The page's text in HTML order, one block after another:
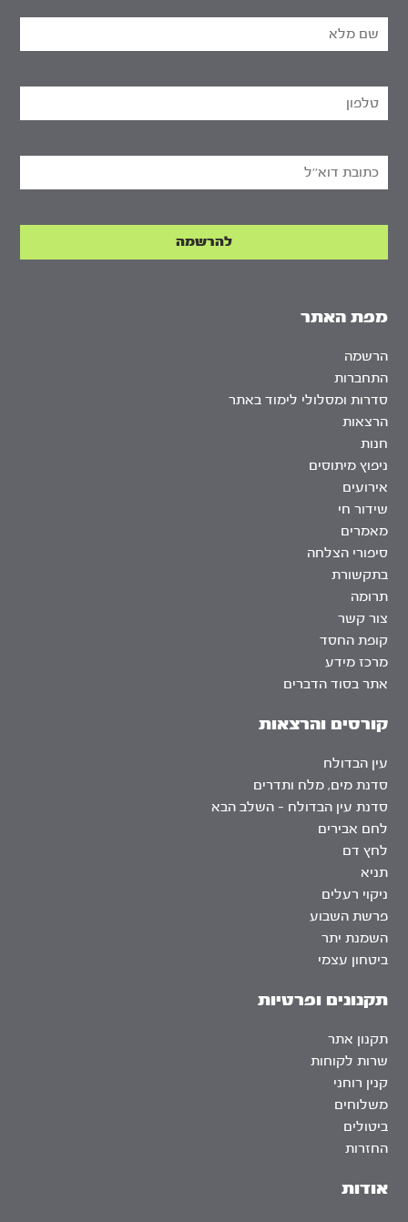
אודות
מפת האתר
הרשמה
התחברות
סדרות ומסלולי לימוד באתר
הרצאות
חנות
ניפוץ מיתוסים
אירועים
שידור חי
מאמרים
סיפורי הצלחה
בתקשורת
תרומה
צור קשר
קופת החסד
מרכז מידע
אתר בסוד הדברים
קורסים והרצאות
עין הבדולח
סדנת מים, מלח ותדרים
סדנת עין הבדולח – השלב הבא
לחם אבירים
לחץ דם
תניא
ניקוי רעלים
פרשת השבוע
השמנת יתר
ביטחון עצמי
תקנונים ופרטיות
תקנון אתר
שרות לקוחות
קנין רוחני
משלוחים
ביטולים
החזרות